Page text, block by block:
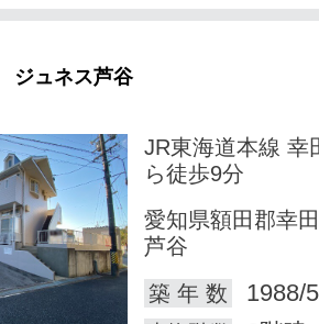
ジュネス芦谷
JR東海道本線 幸
ら徒歩9分
愛知県額田郡幸
芦谷
築 年 数
1988/